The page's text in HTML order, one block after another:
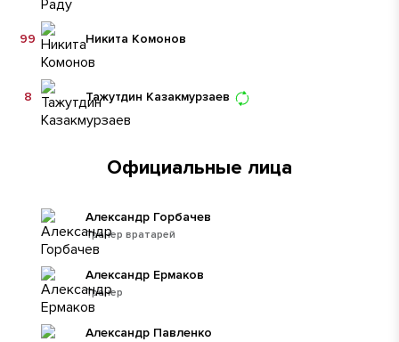
Никита Комонов
99
Тажутдин Казакмурзаев
8
Официальные лица
Тренер вратарей
Александр Горбачев
Тренер
Александр Ермаков
Александр Павленко